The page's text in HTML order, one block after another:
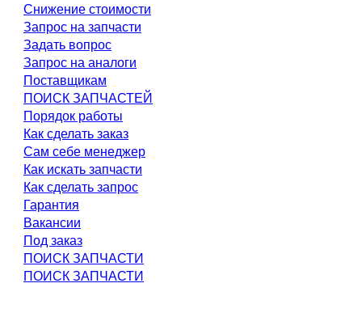
Снижение стоимости
Запрос на запчасти
Задать вопрос
Запрос на аналоги
Поставщикам
ПОИСК ЗАПЧАСТЕЙ
Порядок работы
Как сделать заказ
Сам себе менеджер
Как искать запчасти
Как сделать запрос
Гарантия
Вакансии
Под заказ
ПОИСК ЗАПЧАСТИ
ПОИСК ЗАПЧАСТИ